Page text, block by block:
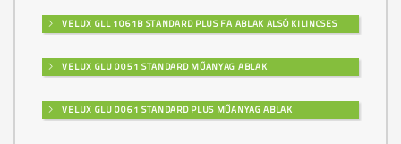
VELUX GLL 1061B STANDARD PLUS FA ABLAK ALSÓ KILINCSES
VELUX GLU 0051 STANDARD MŰANYAG ABLAK
VELUX GLU 0061 STANDARD PLUS MŰANYAG ABLAK